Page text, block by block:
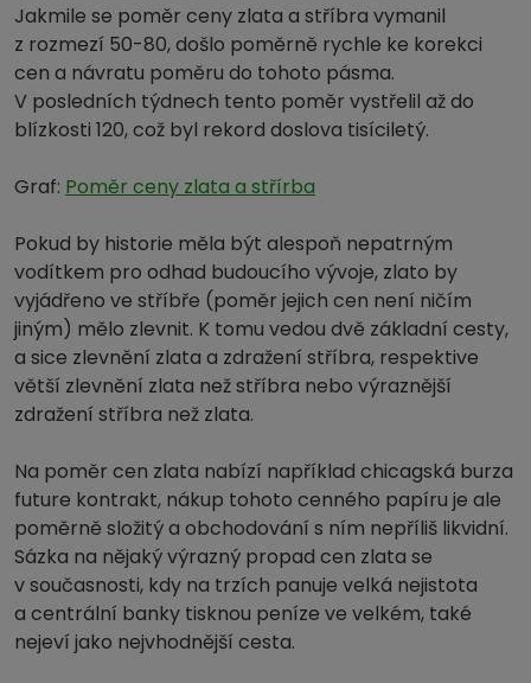
Jakmile se poměr ceny zlata a stříbra vymanil
z rozmezí 50-80, došlo poměrně rychle ke korekci
cen a návratu poměru do tohoto pásma.
V posledních týdnech tento poměr vystřelil až do
blízkosti 120, což byl rekord doslova tisíciletý.
Graf: Poměr ceny zlata a střírba
Pokud by historie měla být alespoň nepatrným
vodítkem pro odhad budoucího vývoje, zlato by
vyjádřeno ve stříbře (poměr jejich cen není ničím
jiným) mělo zlevnit. K tomu vedou dvě základní cesty,
a sice zlevnění zlata a zdražení stříbra, respektive
větší zlevnění zlata než stříbra nebo výraznější
zdražení stříbra než zlata.
Na poměr cen zlata nabízí například chicagská burza
future kontrakt, nákup tohoto cenného papíru je ale
poměrně složitý a obchodování s ním nepříliš likvidní.
Sázka na nějaký výrazný propad cen zlata se
v současnosti, kdy na trzích panuje velká nejistota
a centrální banky tisknou peníze ve velkém, také
nejeví jako nejvhodnější cesta.